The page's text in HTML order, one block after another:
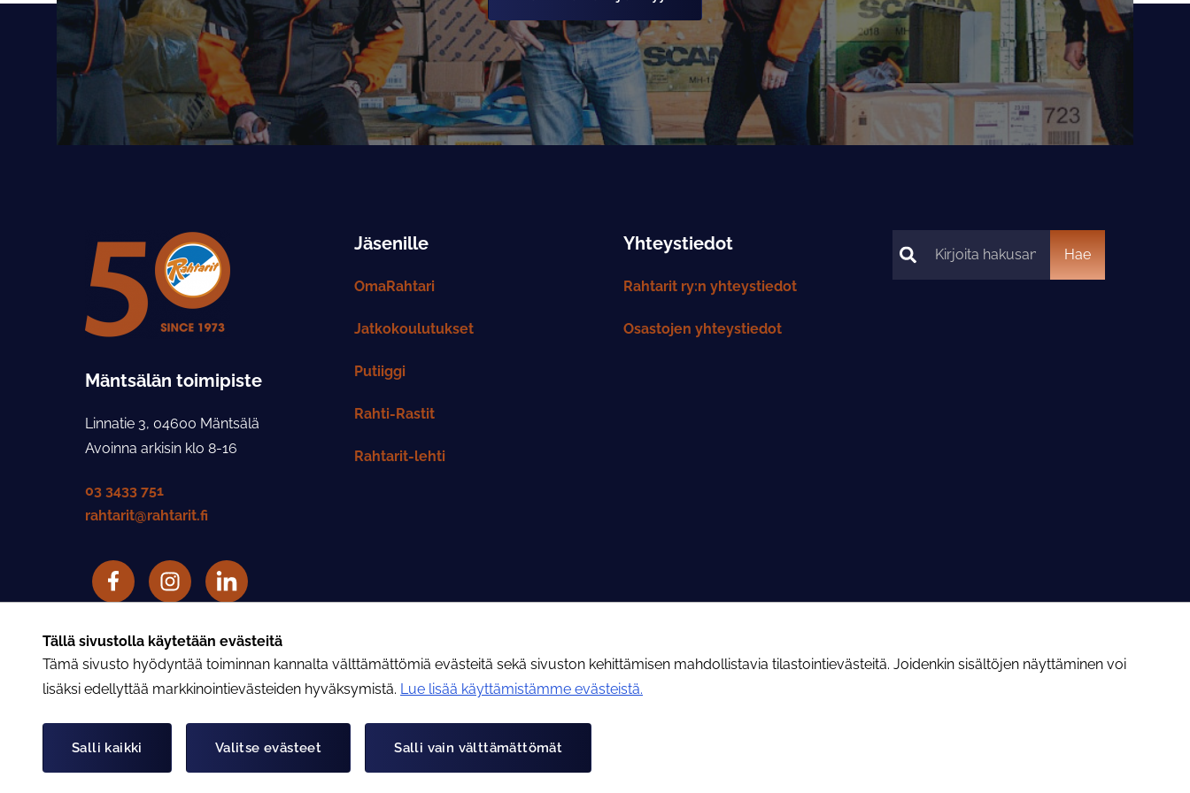
Tällä sivustolla käytetään evästeitä
Tämä sivusto hyödyntää toiminnan kannalta välttämättömiä evästeitä sekä sivuston kehittämisen mahdollistavia tilastointievästeitä. Joidenkin sisältöjen näyttäminen voi
lisäksi edellyttää markkinointievästeiden hyväksymistä. Lue lisää käyttämistämme evästeistä.​​​​​​
Salli kaikki Salli vain välttämättömät
Valitse evästeet
Mäntsälän toimipiste
Linnatie 3, 04600 Mäntsälä
Avoinna arkisin klo 8-16
03 3433 751
rahtarit@rahtarit.fi
FacebookRahtarit ry Instagram-tili
LinkedIn
Rahtarit ry YouTube-tili
Jäsenille
OmaRahtari
Jatkokoulutukset
Putiiggi
Rahti-Rastit
Rahtarit-lehti
Yhteystiedot
Rahtarit ry:n yhteystiedot
Osastojen yhteystiedot
Hae
Tietoa evästeistä
© Rahtarit ry 2026